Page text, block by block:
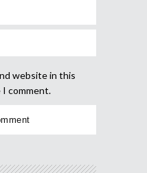
website in this
comment.